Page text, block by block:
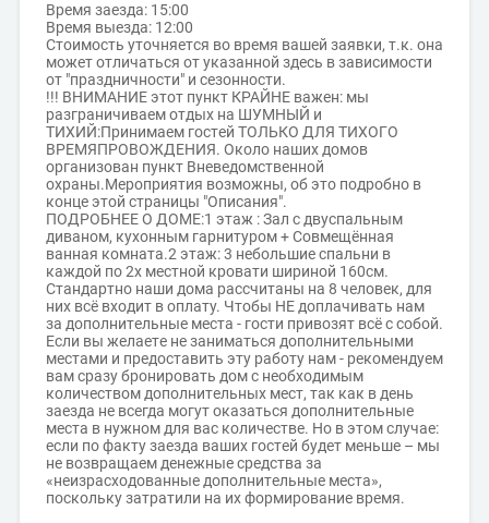
Время заезда: 15:00
Время выезда: 12:00
Стоимость уточняется во время вашей заявки, т.к. она
может отличаться от указанной здесь в зависимости
от "праздничности" и сезонности.
!!! ВНИМАНИЕ этот пункт КРАЙНЕ важен: мы
разграничиваем отдых на ШУМНЫЙ и
ТИХИЙ:Принимаем гостей ТОЛЬКО ДЛЯ ТИХОГО
ВРЕМЯПРОВОЖДЕНИЯ. Около наших домов
организован пункт Вневедомственной
охраны.Мероприятия возможны, об это подробно в
конце этой страницы "Описания".
ПОДРОБНЕЕ О ДОМЕ:1 этаж : Зал с двуспальным
диваном, кухонным гарнитуром + Совмещённая
ванная комната.2 этаж: 3 небольшие спальни в
каждой по 2х местной кровати шириной 160см.
Стандартно наши дома рассчитаны на 8 человек, для
них всё входит в оплату. Чтобы НЕ доплачивать нам
за дополнительные места - гости привозят всё с собой.
Если вы желаете не заниматься дополнительными
местами и предоставить эту работу нам - рекомендуем
вам сразу бронировать дом с необходимым
количеством дополнительных мест, так как в день
заезда не всегда могут оказаться дополнительные
места в нужном для вас количестве. Но в этом случае:
если по факту заезда ваших гостей будет меньше – мы
не возвращаем денежные средства за
«неизрасходованные дополнительные места»,
поскольку затратили на их формирование время.